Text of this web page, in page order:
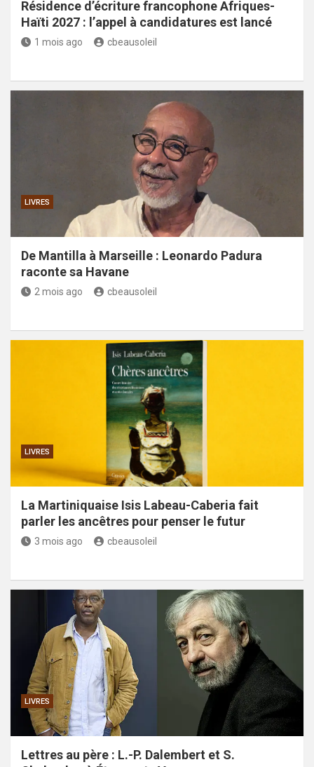
Résidence d’écriture francophone Afriques-
Haïti 2027 : l’appel à candidatures est lancé
1 mois ago cbeausoleil
LIVRES
De Mantilla à Marseille : Leonardo Padura
raconte sa Havane
2 mois ago cbeausoleil
LIVRES
La Martiniquaise Isis Labeau-Caberia fait
parler les ancêtres pour penser le futur
3 mois ago cbeausoleil
LIVRES
Lettres au père : L.-P. Dalembert et S.